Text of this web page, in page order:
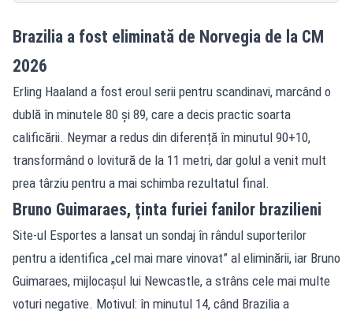
Brazilia a fost eliminată de Norvegia de la CM
2026
Erling Haaland a fost eroul serii pentru scandinavi, marcând o
dublă în minutele 80 și 89, care a decis practic soarta
calificării. Neymar a redus din diferență în minutul 90+10,
transformând o lovitură de la 11 metri, dar golul a venit mult
prea târziu pentru a mai schimba rezultatul final.
Bruno Guimaraes, ținta furiei fanilor brazilieni
Site-ul Esportes a lansat un sondaj în rândul suporterilor
pentru a identifica „cel mai mare vinovat” al eliminării, iar Bruno
Guimaraes, mijlocașul lui Newcastle, a strâns cele mai multe
voturi negative. Motivul: în minutul 14, când Brazilia a